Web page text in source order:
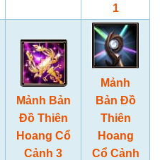
1
Mảnh Bản
Đồ Thiên
Hoang Cổ
Cảnh 3
Mảnh
Bản Đồ
Thiên
Hoang
Cổ Cảnh